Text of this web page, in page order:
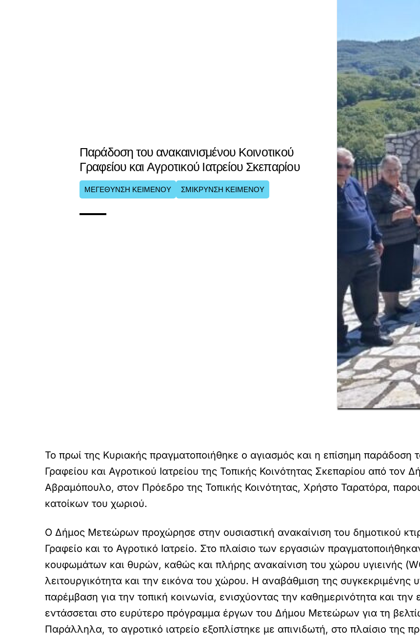
Παράδοση του ανακαινισμένου Κοινοτικού
Γραφείου και Αγροτικού Ιατρείου Σκεπαρίου
ΜΕΓΕΘΥΝΣΗ ΚΕΙΜΕΝΟΥ ΣΜΙΚΡΥΝΣΗ ΚΕΙΜΕΝΟΥ
Το πρωί της Κυριακής πραγματοποιήθηκε ο αγιασμός και η επίσημη παράδοση
Γραφείου και Αγροτικού Ιατρείου της Τοπικής Κοινότητας Σκεπαρίου από
Αβραμόπουλο, στον Πρόεδρο της Τοπικής Κοινότητας, Χρήστο Ταρατόρα,
κατοίκων του χωριού.
Ο Δήμος Μετεώρων προχώρησε στην ουσιαστική ανακαίνιση του δημοτικού
Γραφείο και το Αγροτικό Ιατρείο. Στο πλαίσιο των εργασιών
κουφωμάτων και θυρών, καθώς και πλήρης ανακαίνιση του χώρου υγιεινής
λειτουργικότητα και την εικόνα του χώρου. Η αναβάθμιση της συγκεκριμένης
παρέμβαση για την τοπική κοινωνία, ενισχύοντας την καθημερινότητα και
εντάσσεται στο ευρύτερο πρόγραμμα έργων του Δήμου Μετεώρων για τη
Παράλληλα, το αγροτικό ιατρείο εξοπλίστηκε με απινιδωτή, στο πλαίσιο της